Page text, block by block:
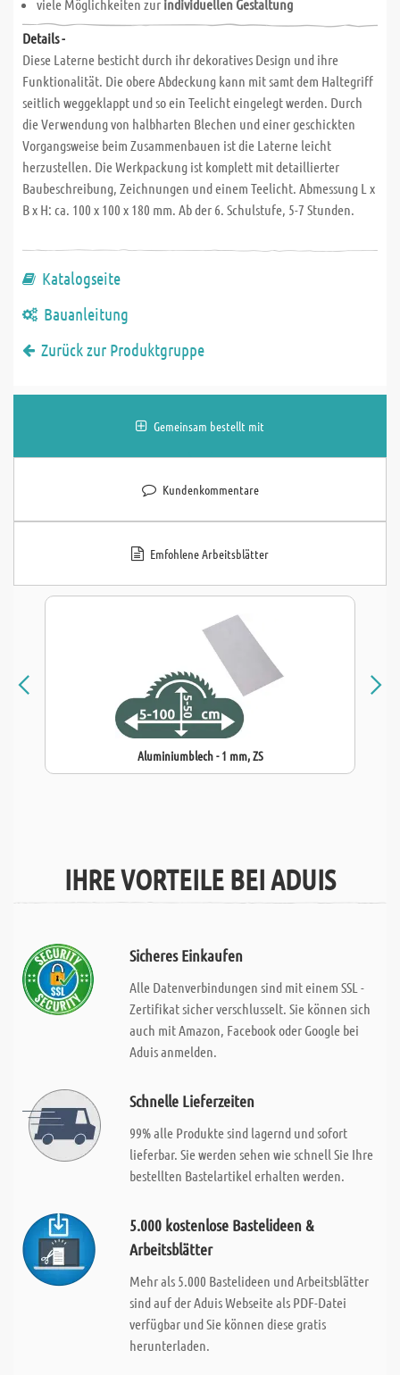
viele Möglichkeiten zur individuellen Gestaltung
Details -
Diese Laterne besticht durch ihr dekoratives Design und ihre
Funktionalität. Die obere Abdeckung kann mit samt dem Haltegriff
seitlich weggeklappt und so ein Teelicht eingelegt werden. Durch
die Verwendung von halbharten Blechen und einer geschickten
Vorgangsweise beim Zusammenbauen ist die Laterne leicht
herzustellen. Die Werkpackung ist komplett mit detaillierter
Baubeschreibung, Zeichnungen und einem Teelicht. Abmessung L x
B x H: ca. 100 x 100 x 180 mm. Ab der 6. Schulstufe, 5-7 Stunden.
Katalogseite
Bauanleitung
Zurück zur Produktgruppe
Gemeinsam bestellt mit
Kundenkommentare
Emfohlene Arbeitsblätter
Aluminiumblech - 1 mm, ZS
IHRE VORTEILE BEI ADUIS
Sicheres Einkaufen
Alle Datenverbindungen sind mit einem SSL -
Zertifikat sicher verschlusselt. Sie können sich
auch mit Amazon, Facebook oder Google bei
Aduis anmelden.
Schnelle Lieferzeiten
99% alle Produkte sind lagernd und sofort
lieferbar. Sie werden sehen wie schnell Sie Ihre
bestellten Bastelartikel erhalten werden.
5.000 kostenlose Bastelideen &
Arbeitsblätter
Mehr als 5.000 Bastelideen und Arbeitsblätter
sind auf der Aduis Webseite als PDF-Datei
verfügbar und Sie können diese gratis
herunterladen.